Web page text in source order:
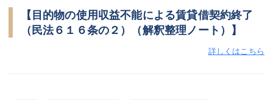
【目的物の使用収益不能による賃貸借契約終了
（民法６１６条の２）（解釈整理ノート）】
詳しくはこちら